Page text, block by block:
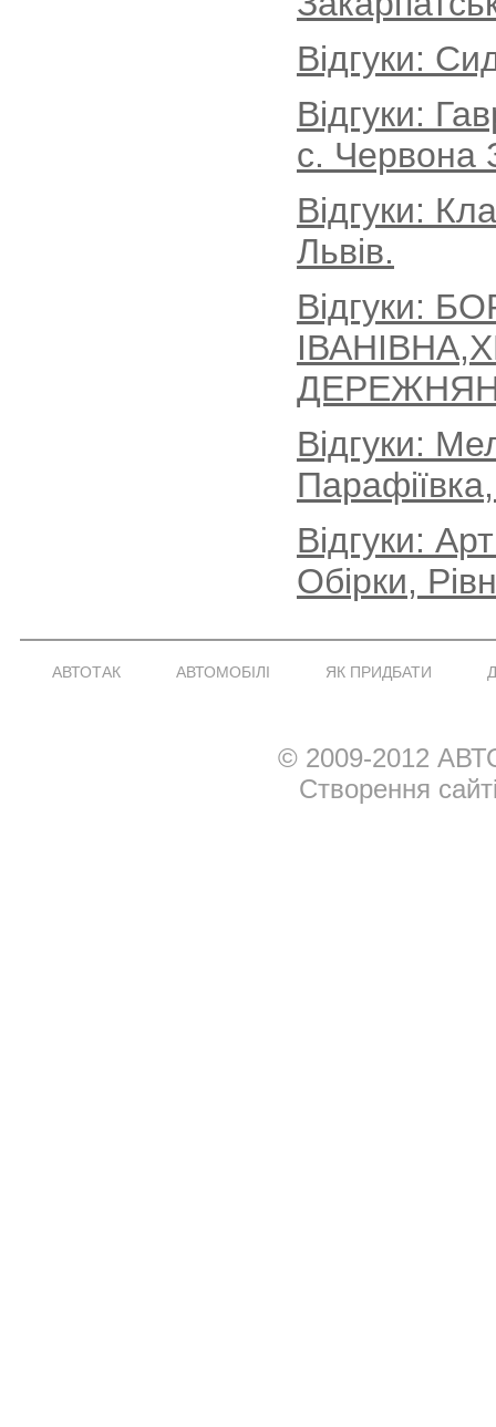
Відгуки:
Відгуки:
с. Червона
Відгуки:
Львів.
Відгуки:
Відгуки:
Відгуки:
Обірки,
АВТОТАК АВТОМОБІЛІ ЯК ПРИДБАТИ
© 2009-2012
Створення